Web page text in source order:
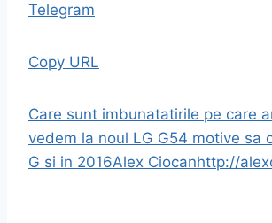
Telegram
Copy URL
Care sunt imbunatatirile pe care
vedem la noul LG G54 motive sa
G si in 2016Alex Ciocanhttp://